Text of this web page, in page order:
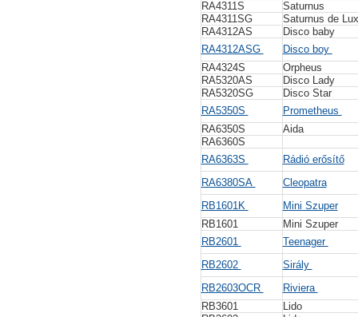
RA4311S
Saturnus
RA4311SG
Saturnus de
RA4312AS
Disco baby
RA4312ASG
Disco boy
RA4324S
Orpheus
RA5320AS
Disco Lady
RA5320SG
Disco Star
RA5350S
Prometheus
RA6350S
Aida
RA6360S
RA6363S
Rádió erősítő
RA6380SA
Cleopatra
RB1601K
Mini Szuper
RB1601
Mini Szuper
RB2601
Teenager
RB2602
Sirály
RB2603OCR
Riviera
RB3601
Lido